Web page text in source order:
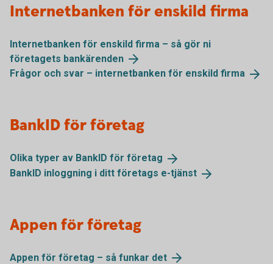
Internetbanken för enskild firma
Internetbanken för enskild firma – så gör ni
företagets bankärenden
Frågor och svar – internetbanken för enskild firma
BankID för företag
Olika typer av BankID för företag
BankID inloggning i ditt företags e-tjänst
Appen för företag
Appen för företag – så funkar det